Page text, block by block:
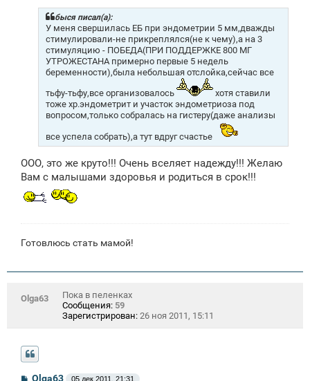
быся писал(а):
У меня свершилась ЕБ при эндометрии 5 мм,дважды
стимулировали-не прикреплялся(не к чему),а на 3
стимуляцию - ПОБЕДА(ПРИ ПОДДЕРЖКЕ 800 МГ
УТРОЖЕСТАНА примерно первые 5 недель
беременности),была небольшая отслойка,сейчас все
тьфу-тьфу,все организовалось
хотя ставили
тоже хр.эндометрит и участок эндометриоза под
вопросом,только собралась на гистеру(даже анализы
все успела собрать),а тут вдруг счастье
ООО, это же круто!!! Очень вселяет надежду!!! Желаю
Вам с малышами здоровья и родиться в срок!!!
Готовлюсь стать мамой!
Olga63
Пока в пеленках
Сообщения: 59
Зарегистрирован: 26 ноя 2011, 15:11
СOlga63 05 дек 2011, 21:31